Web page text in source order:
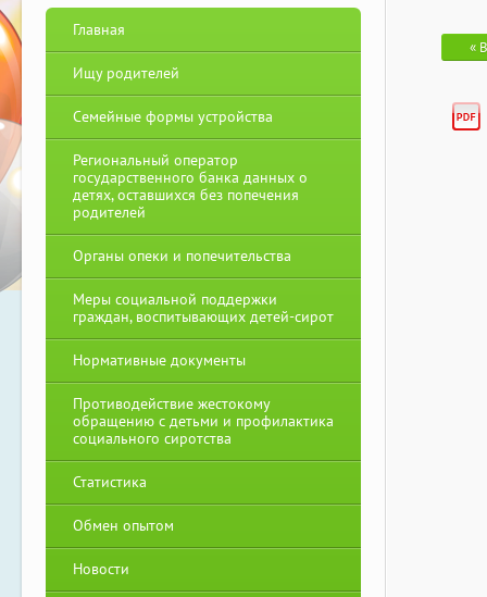
Главная
Ищу родителей
Семейные формы устройства
Региональный оператор
государственного банка данных о
детях, оставшихся без попечения
родителей
Органы опеки и попечительства
Меры социальной поддержки
граждан, воспитывающих детей-сирот
Нормативные документы
Противодействие жестокому
обращению с детьми и профилактика
социального сиротства
Статистика
Обмен опытом
Новости
«